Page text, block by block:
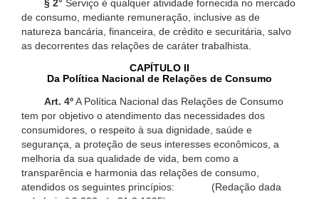
§ 2° Serviço é qualquer atividade fornecida no mercado
de consumo, mediante remuneração, inclusive as de
natureza bancária, financeira, de crédito e securitária, salvo
as decorrentes das relações de caráter trabalhista.
CAPÍTULO II
Da Política Nacional de Relações de Consumo
Art. 4ºA Política Nacional das Relações de Consumo
tem por objetivo o atendimento das necessidades dos
consumidores, o respeito à sua dignidade, saúde e
segurança, a proteção de seus interesses econômicos, a
melhoria da sua qualidade de vida, bem como a
transparência e harmonia das relações de consumo,
atendidos os seguintes princípios: (Redação dada